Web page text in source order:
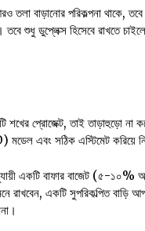
তলা বাড়ানোর পরিকল্পনা থাকে,
তবে শুধু ডুপ্লেক্স হিসেবে রাখতে
শখের প্রোজেক্ট, তাই তাড়াহুড়ো
মডেল এবং সঠিক এস্টিমেট করিয়ে
একটি বাফার বাজেট (৫-১০%
রাখবেন, একটি সুপরিকল্পিত বাড়ি